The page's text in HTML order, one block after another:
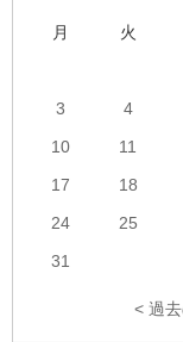
月 火
3
4
10
11
17
18
24
25
31
< 過